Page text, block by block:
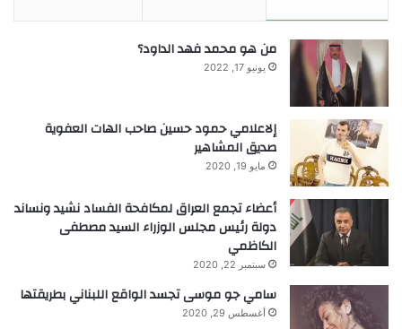
من هو محمد فهد الداود؟
يونيو 17, 2022
إلاعلامي حمود حسين صاحب الهات العفوية
صديق المشاهير
مايو 19, 2020
أعضاء تجمع العراق لمكافحة الفساد نشيد ونساند
دولة رئيس مجلس الوزراء السيد مصطفى
الكاظمي
سبتمبر 22, 2020
سامي جو موسى تجسد الواقع اللبناني بطريقتها
أغسطس 29, 2020